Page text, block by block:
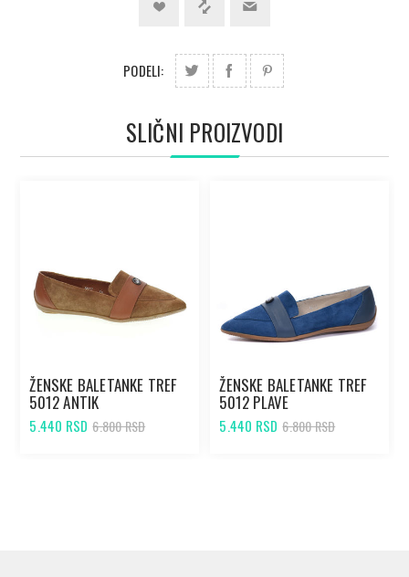
PODELI:
SLIČNI PROIZVODI
ŽENSKE BALETANKE TREF
5012 ANTIK
5.440 RSD 6.800 RSD
ŽENSKE BALETANKE TREF
5012 PLAVE
5.440 RSD 6.800 RSD